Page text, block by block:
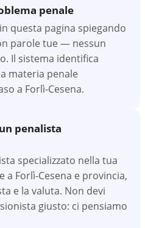
penale
questa pagina spiegando
parole tue — nessun
Il sistema identifica
materia penale
a Forlì-Cesena.
penalista
specializzato nella tua
a Forlì-Cesena e provincia,
e la valuta. Non devi
giusto: ci pensiamo